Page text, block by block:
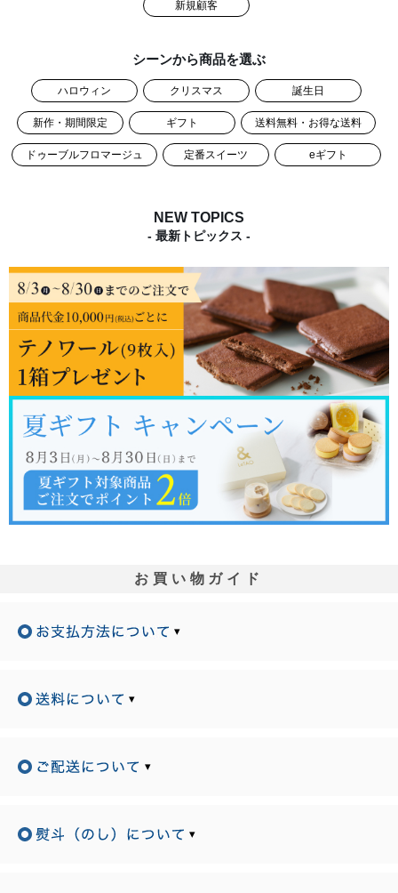
新規顧客
シーンから商品を選ぶ
ハロウィン クリスマス 誕生日
新作・期間限定 ギフト 送料無料・お得な送料
ドゥーブルフロマージュ 定番スイーツ eギフト
NEW TOPICS
- 最新トピックス -
お買い物ガイド
▾
▾
▾
▾